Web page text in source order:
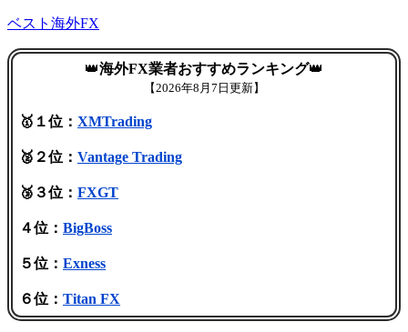
ベスト海外FX
👑海外FX業者おすすめランキング👑
【2026年8月7日更新】
🥇１位： XMTrading
🥈２位： Vantage Trading
🥉３位： FXGT
４位： BigBoss
５位： Exness
６位： Titan FX